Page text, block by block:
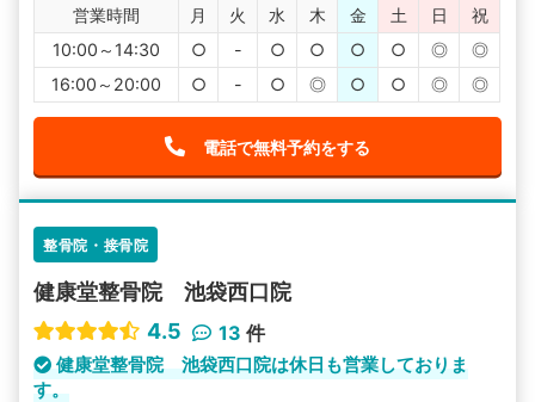
営業時間 月 火 水 木 金 土 日
祝
10:00～14:30
○ - ○ ○ ○ ○ ◎
◎
16:00～20:00
○ - ○ ◎ ○ ○ ◎ ◎
電話で無料予約をする
整骨院・接骨院
健康堂整骨院 池袋西口院
4.5
13 件
健康堂整骨院 池袋西口院は休日も営業しておりま
す。